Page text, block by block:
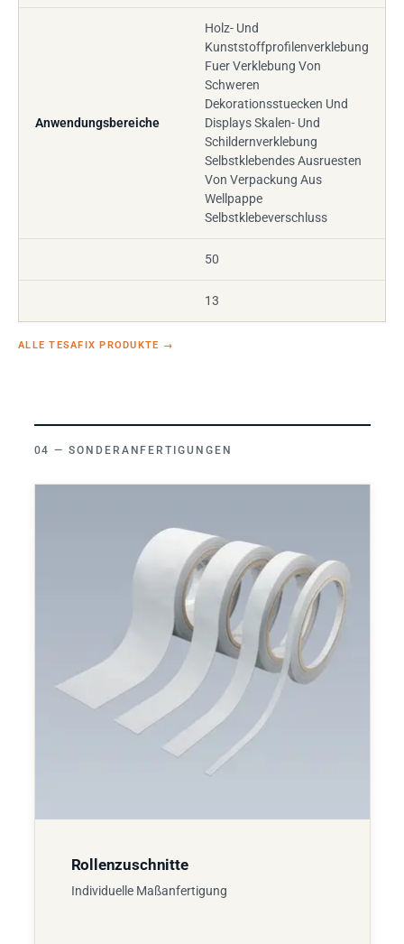
Anwendungsbereiche
Holz- Und
Kunststoffprofilenverklebung
Fuer Verklebung Von
Schweren
Dekorationsstuecken Und
Displays Skalen- Und
Schildernverklebung
Selbstklebendes Ausruesten
Von Verpackung Aus
Wellpappe
Selbstklebeverschluss
50
13
ALLE TESAFIX PRODUKTE →
SONDERANFERTIGUNGEN
Rollenzuschnitte
Individuelle Maßanfertigung